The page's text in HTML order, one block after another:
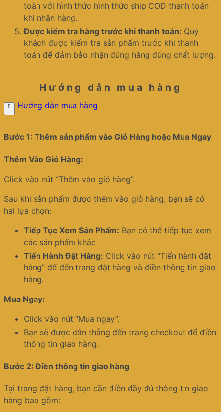
toàn với hình thức hình thức ship COD thanh toán
khi nhận hàng.
Được kiểm tra hàng trước khi thanh toán: Quý
khách được kiểm tra sản phẩm trước khi thanh
toán để đảm bảo nhận đúng hàng đúng chất lượng.
Hướng dẫn mua hàng
Hướng dẫn mua hàng
Bước 1: Thêm sản phẩm vào Giỏ Hàng hoặc Mua Ngay
Thêm Vào Giỏ Hàng:
Click vào nút “Thêm vào giỏ hàng”.
Sau khi sản phẩm được thêm vào giỏ hàng, bạn sẽ có
hai lựa chọn:
Tiếp Tục Xem Sản Phẩm: Bạn có thể tiếp tục xem
các sản phẩm khác
Tiến Hành Đặt Hàng: Click vào nút “Tiến hành đặt
hàng” để đến trang đặt hàng và điền thông tin giao
hàng.
Mua Ngay:
Click vào nút “Mua ngay”.
Bạn sẽ được dẫn thẳng đến trang checkout để điền
thông tin giao hàng.
Bước 2: Điền thông tin giao hàng
Tại trang đặt hàng, bạn cần điền đầy đủ thông tin giao
hàng bao gồm: